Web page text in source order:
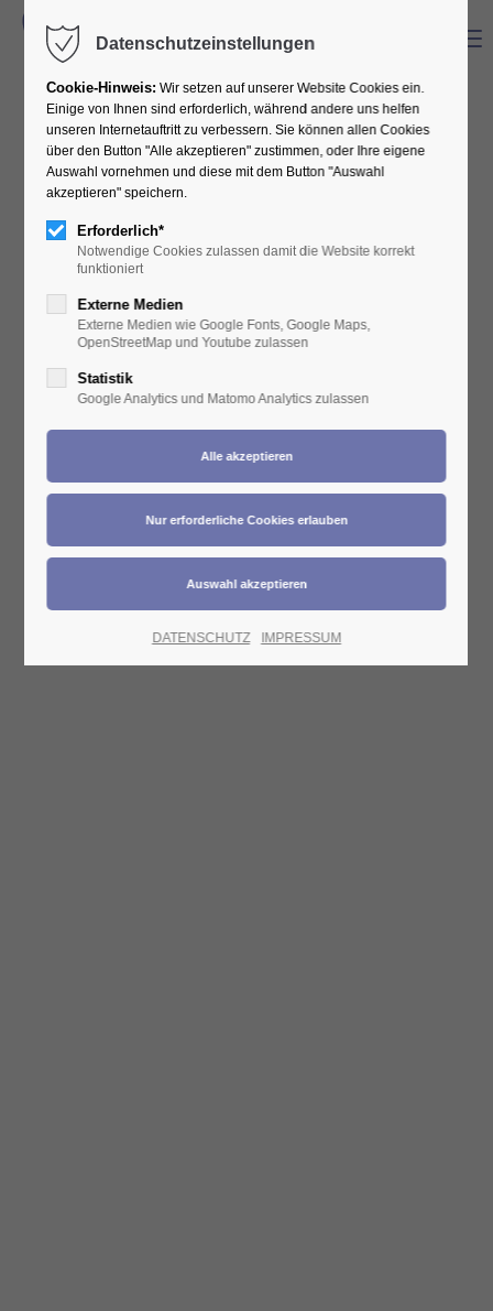
Datenschutzeinstellungen
Cookie-Hinweis: Wir setzen auf unserer Website Cookies ein.
Einige von Ihnen sind erforderlich, während andere uns helfen
unseren Internetauftritt zu verbessern. Sie können allen Cookies
über den Button "Alle akzeptieren" zustimmen, oder Ihre eigene
Auswahl vornehmen und diese mit dem Button "Auswahl
akzeptieren" speichern.
Erforderlich*
Notwendige Cookies zulassen damit die Website korrekt
funktioniert
Externe Medien
Externe Medien wie Google Fonts, Google Maps,
OpenStreetMap und Youtube zulassen
Statistik
Google Analytics und Matomo Analytics zulassen
DATENSCHUTZ IMPRESSUM